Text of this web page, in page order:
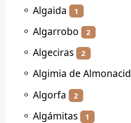
⚬ Algaida 1
⚬ Algarrobo 2
⚬ Algeciras 2
⚬ Algimia de Almonacid
⚬ Algorfa 2
⚬ Algámitas 1